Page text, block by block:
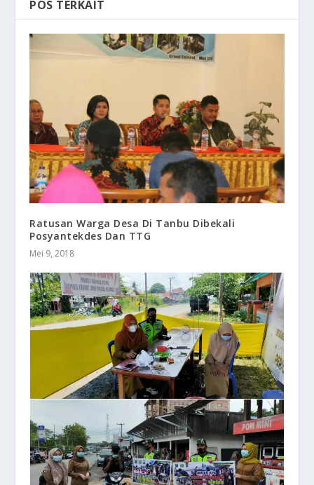
POS TERKAIT
Ratusan Warga Desa Di Tanbu Dibekali
Posyantekdes Dan TTG
Mei 9, 2018